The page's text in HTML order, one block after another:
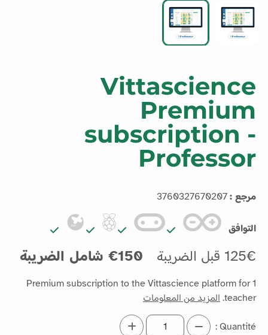
Vittascience
Premium
subscription -
Professor
مرجع :
التوافق
125€ قبل الضريبة 150€ شامل الضريبة
Premium subscription to the Vittascience platform for 1
teacher. المزيد من المعلومات
Quantité :